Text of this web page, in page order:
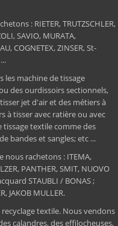
: RIETER, TRUTZSCHLER,
SAVIO, MURATA,
COGNETEX, ZINSER, St-
les machine de tissage
des ourdissoirs sectionnels,
jet d'air et des métiers à
à tisser avec ratière ou avec
textile comme des
bandes et sangles; etc ...
nous rachetons : ITEMA,
PANTHER, SMIT, NUOVO
STAUBLI / BONAS ;
JAKOB MULLER.
textile. Nous vendons
calandres, des effilocheuses,